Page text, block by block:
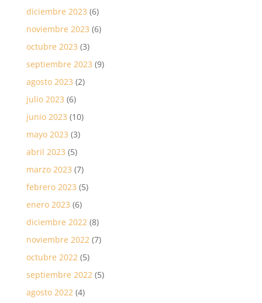
diciembre 2023 (6)
noviembre 2023 (6)
octubre 2023 (3)
septiembre 2023 (9)
agosto 2023 (2)
julio 2023 (6)
junio 2023 (10)
mayo 2023 (3)
abril 2023 (5)
marzo 2023 (7)
febrero 2023 (5)
enero 2023 (6)
diciembre 2022 (8)
noviembre 2022 (7)
octubre 2022 (5)
septiembre 2022 (5)
agosto 2022 (4)